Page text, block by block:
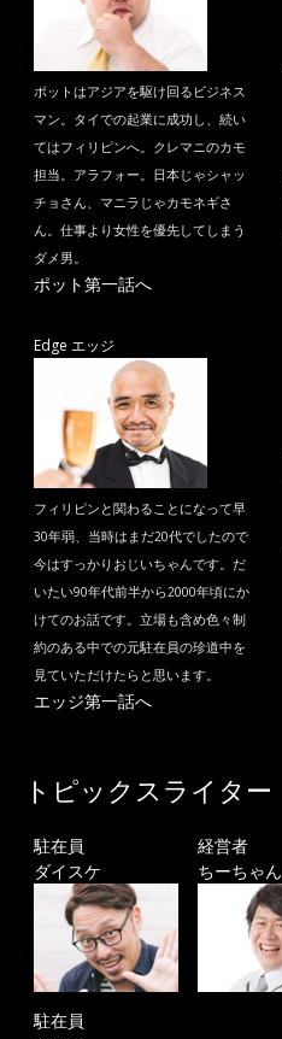
ポットはアジアを駆け回るビジネス
マン。タイでの起業に成功し、続い
てはフィリピンへ。クレマニのカモ
担当。アラフォー。日本じゃシャッ
チョさん、マニラじゃカモネギさ
ん。仕事より女性を優先してしまう
ダメ男。
ポット第一話へ
Edge エッジ
フィリピンと関わることになって早
30年弱、当時はまだ20代でしたので
今はすっかりおじいちゃんです。だ
いたい90年代前半から2000年頃にか
けてのお話です。立場も含め色々制
約のある中での元駐在員の珍道中を
見ていただけたらと思います。
エッジ第一話へ
トピックスライター
駐在員
ダイスケ
経営者
ちーちゃん
駐在員